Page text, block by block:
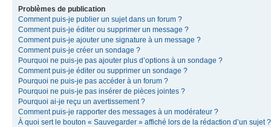
Problèmes de publication
Comment puis-je publier un sujet dans un forum ?
Comment puis-je éditer ou supprimer un message ?
Comment puis-je ajouter une signature à un message ?
Comment puis-je créer un sondage ?
Pourquoi ne puis-je pas ajouter plus d’options à un sondage ?
Comment puis-je éditer ou supprimer un sondage ?
Pourquoi ne puis-je pas accéder à un forum ?
Pourquoi ne puis-je pas insérer de pièces jointes ?
Pourquoi ai-je reçu un avertissement ?
Comment puis-je rapporter des messages à un modérateur ?
À quoi sert le bouton « Sauvegarder » affiché lors de la rédaction d’un sujet ?